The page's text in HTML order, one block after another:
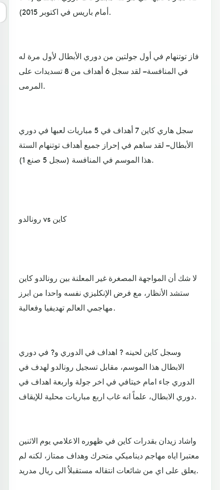
أمام باريس في اكتوبر 2015).
فاز توتنهام في أول جولتين من دوري الأبطال لأول مرة له
في المنافسة – لقد سجل 6 أهداف من 8 تسديدات على
المرمى.
سجل هاري كاين 7 أهداف في 5 مباريات لعبها في دوري
الأبطال – لقد ساهم في إحراز جميع أهداف توتنهام الستة
هذا الموسم في المنافسة (سجل 5 صنع 1).
رونالدو vs كاين
لا شك أن المواجهة المصغرة غير المعلنة بين رونالدو كاين
ستشد الأنظار، مع فرض الإنكليزي نفسه واحدا من ابرز
مهاجمي العالم تهديفيا وفعالية.
وسجل كاين لحينه ? اهداف في الدوري و? في دوري
الابطال هذا الموسم، مقابل تسجيل رونالدو لهدف في
الدوري جاء امام خيتافي في اخر جولة واربعة اهداف في
دوري الابطال، علماً انه غاب اربع مباريات محلية للإيقاف.
واشاد زيدان بقدرات كاين في ظهوره الاعلامي يوم الاثنين
معتبرا اياه مهاجم ديناميكي متحرك وهداف ممتاز، لكنه لم
يعلق على اي من شائعات انتقاله مستقبلاُ الى ريال مدريد.